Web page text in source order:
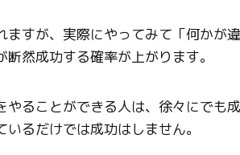
ますが、実際にやってみて「何かが
然成功する確率が上がります。
やることができる人は、徐々にでも
るだけでは成功はしません。